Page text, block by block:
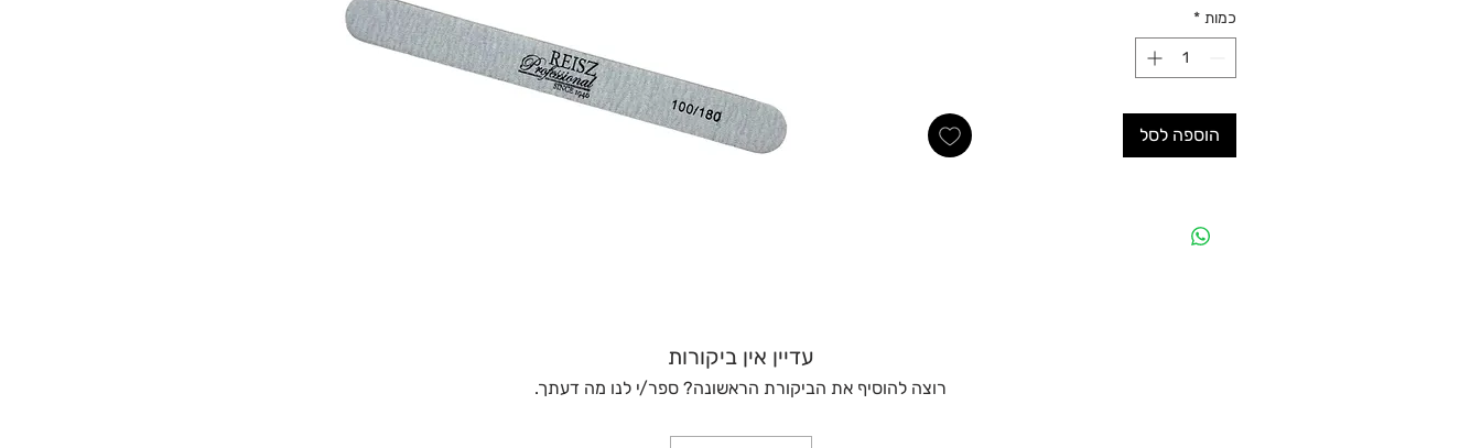
כמות *
הוספה לסל
עדיין אין ביקורות
רוצה להוסיף את הביקורת הראשונה? ספר/י לנו מה דעתך.